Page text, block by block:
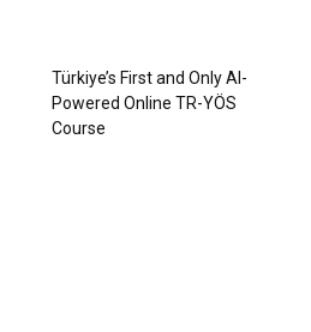
Türkiye’s First and Only AI-
Powered Online TR-YÖS
Course